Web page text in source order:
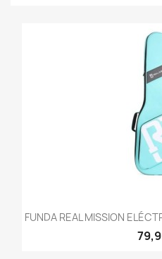
FUNDA REAL MISSION